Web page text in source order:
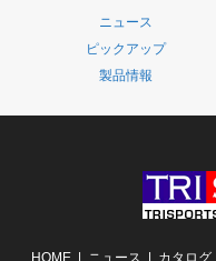
ニュース
ピックアップ
製品情報
HOME ニュース カタログ